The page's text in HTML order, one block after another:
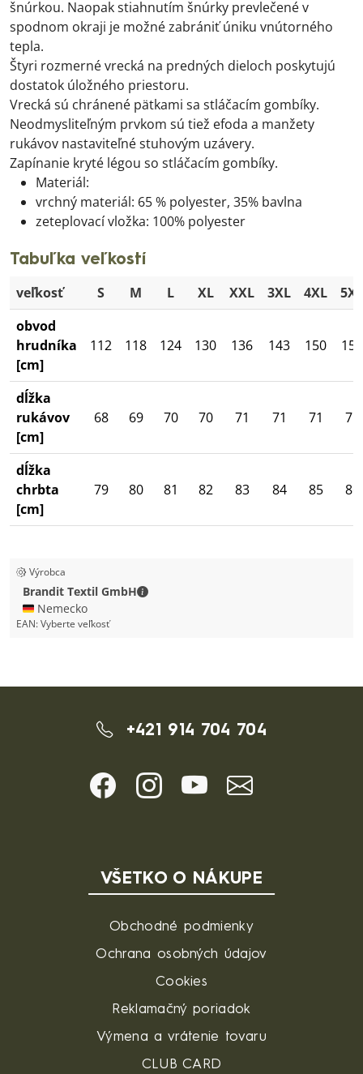
šnúrkou. Naopak stiahnutím šnúrky prevlečené v
spodnom okraji je možné zabrániť úniku vnútorného
tepla.
Štyri rozmerné vrecká na predných dieloch poskytujú
dostatok úložného priestoru.
Vrecká sú chránené pätkami sa stláčacím gombíky.
Neodmysliteľným prvkom sú tiež efoda a manžety
rukávov nastaviteľné stuhovým uzávery.
Zapínanie kryté légou so stláčacím gombíky.
Materiál:
vrchný materiál: 65 % polyester, 35% bavlna
zeteplovací vložka: 100% polyester
Tabuľka veľkostí
veľkosť S M L XL XXL 3XL 4XL
5XL
obvod
hrudníka
[cm]
112 118 124 130 136 143 150 156
dĺžka
rukávov
[cm]
68 69 70 70 71 71 71 71
dĺžka
chrbta
[cm]
79 80 81 82 83 84 85 86
Výrobca
Brandit Textil GmbH
Brandit Textil GmbH - Kontaktné údaje
🇩🇪 Nemecko
EAN:Vyberte veľkosť
+421 914 704 704
VŠETKO O NÁKUPE
Obchodné podmienky
Ochrana osobných údajov
Cookies
Reklamačný poriadok
Výmena a vrátenie tovaru
CLUB CARD